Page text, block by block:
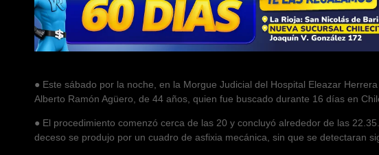
● Este sábado por la noche, en la Morgue Judicial del Hospital Eleazar
Alberto Ramón Agüero, de 44 años, quien fue buscado durante 16 días en
● El procedimiento comenzó cerca de las 20 y concluyó alrededor de las
deceso se produjo por un cuadro de asfixia mecánica, sin que se detectaran